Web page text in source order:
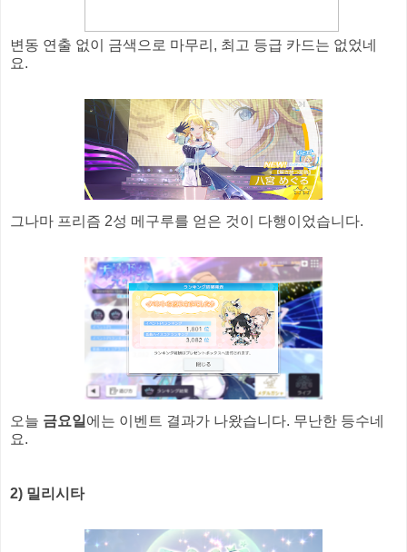
변동 연출 없이 금색으로 마무리, 최고 등급 카드는 없었네
요.
그나마 프리즘 2성 메구루를 얻은 것이 다행이었습니다.
오늘 금요일 에는 이벤트 결과가 나왔습니다. 무난한 등수네
요.
2) 밀리시타